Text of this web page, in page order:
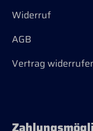
Widerruf
AGB
Vertrag